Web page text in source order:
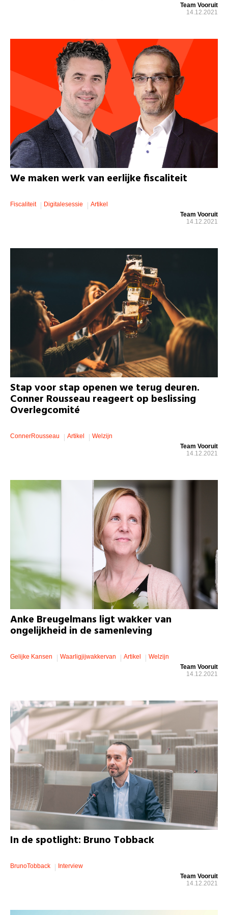
Team Vooruit
14.12.2021
We maken werk van eerlijke fiscaliteit
Fiscaliteit Digitalesessie
Artikel
Team Vooruit
14.12.2021
Stap voor stap openen we terug deuren.
Conner Rousseau reageert op beslissing
Overlegcomité
ConnerRousseau Artikel
Welzijn
Team Vooruit
14.12.2021
Anke Breugelmans ligt wakker van
ongelijkheid in de samenleving
Gelijke Kansen Waarligjijwakkervan Artikel
Welzijn
Team Vooruit
14.12.2021
In de spotlight: Bruno Tobback
BrunoTobback
Interview
Team Vooruit
14.12.2021